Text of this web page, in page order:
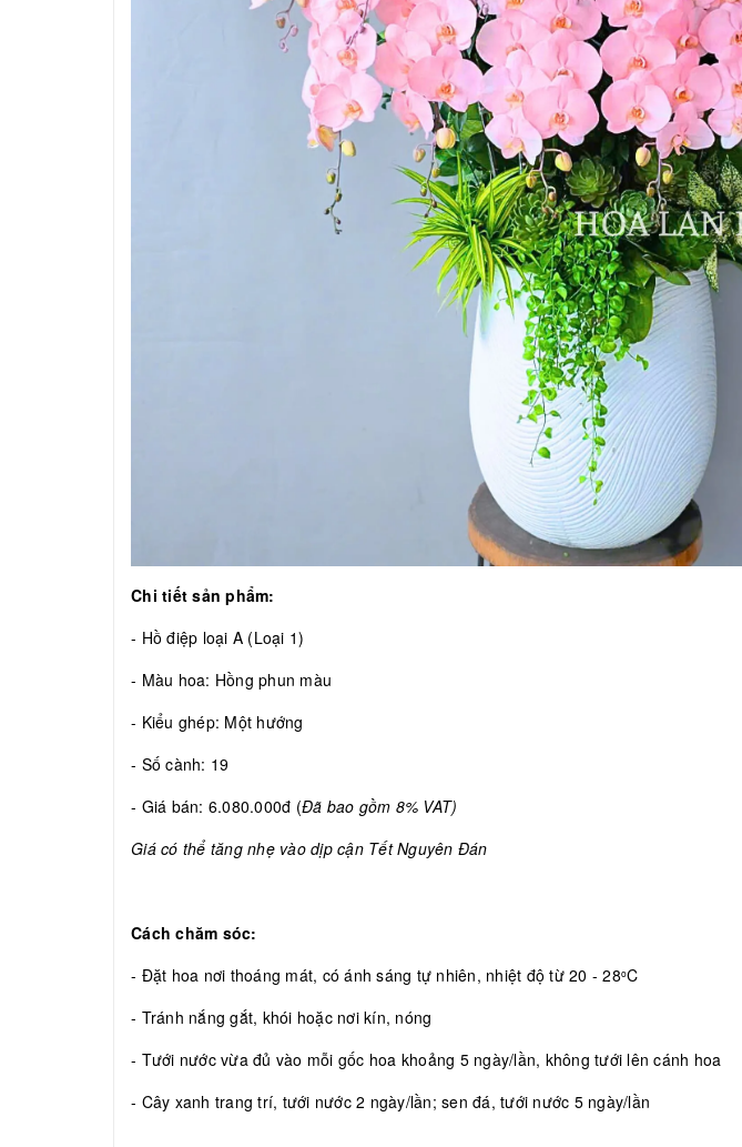
Chi tiết sản phẩm:
- Hồ điệp loại A (Loại 1)
- Màu hoa: Hồng phun màu
- Kiểu ghép: Một hướng
- Số cành: 19
- Giá bán: 6.080.000đ (Đã bao gồm 8% VAT)
Giá có thể tăng nhẹ vào dịp cận Tết Nguyên Đán
Cách chăm sóc:
- Đặt hoa nơi thoáng mát, có ánh sáng tự nhiên, nhiệt độ từ 20 - 28oC
- Tránh nắng gắt, khói hoặc nơi kín, nóng
- Tưới nước vừa đủ vào mỗi gốc hoa khoảng 5 ngày/lần, không tưới lên cánh hoa
- Cây xanh trang trí, tưới nước 2 ngày/lần; sen đá, tưới nước 5 ngày/lần